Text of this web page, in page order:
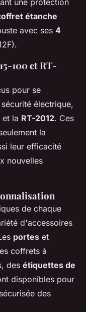
une protection
étanche
avec ses 4
100 et RT-
pour se
électrique,
et la RT-2012. Ces
la
leur efficacité
nouvelles
de chaque
d'accessoires
portes et
coffrets à
des étiquettes de
disponibles pour
des